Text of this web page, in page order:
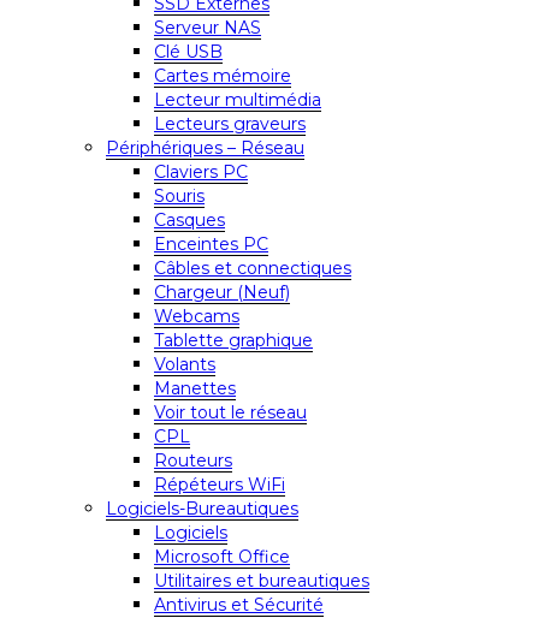
Serveur NAS
Clé USB
Cartes mémoire
Lecteur multimédia
Lecteurs graveurs
Périphériques – Réseau
Claviers PC
Souris
Casques
Enceintes PC
Câbles et connectiques
Chargeur (Neuf)
Webcams
Tablette graphique
Volants
Manettes
Voir tout le réseau
CPL
Routeurs
Répéteurs WiFi
Logiciels-Bureautiques
Logiciels
Microsoft Office
Utilitaires et bureautiques
Antivirus et Sécurité